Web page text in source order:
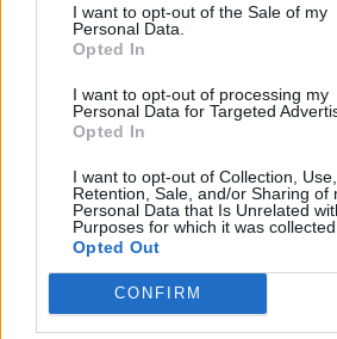
I want to opt-out of the Sale of my
Personal Data.
Opted In
I want to opt-out of processing my
Personal Data for Targeted
Opted In
I want to opt-out of Collection, Use,
Retention, Sale, and/or Sharing of
Personal Data that Is Unrelated
Purposes for which it was collected.
Opted Out
CONFIRM
Μια επιστροφή στο "Victory" του
δράμα για αιχμαλώτους και
σκοτεινές και πολιτικές αναγνώσεις.